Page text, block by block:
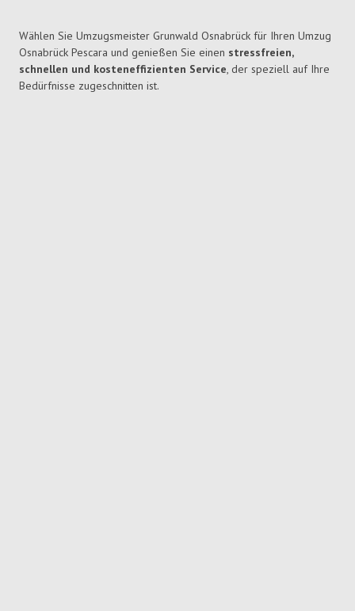
Wählen Sie Umzugsmeister Grunwald Osnabrück für Ihren Umzug
Osnabrück Pescara und genießen Sie einen stressfreien,
schnellen und kosteneffizienten Service, der speziell auf Ihre
Bedürfnisse zugeschnitten ist.